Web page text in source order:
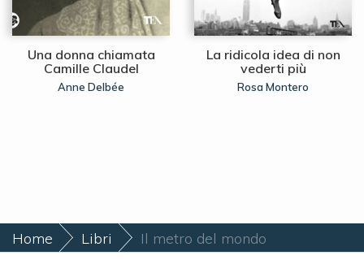
Una donna chiamata
Camille Claudel
Anne Delbée
La ridicola idea di non
vederti più
Rosa Montero
Home Libri Il metro del mondo